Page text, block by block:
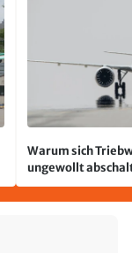
Warum sich
ungewollt
passiert